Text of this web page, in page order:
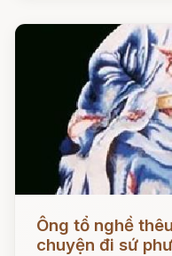
Đọc ngay
Ông tổ nghề
chuyện đi sứ